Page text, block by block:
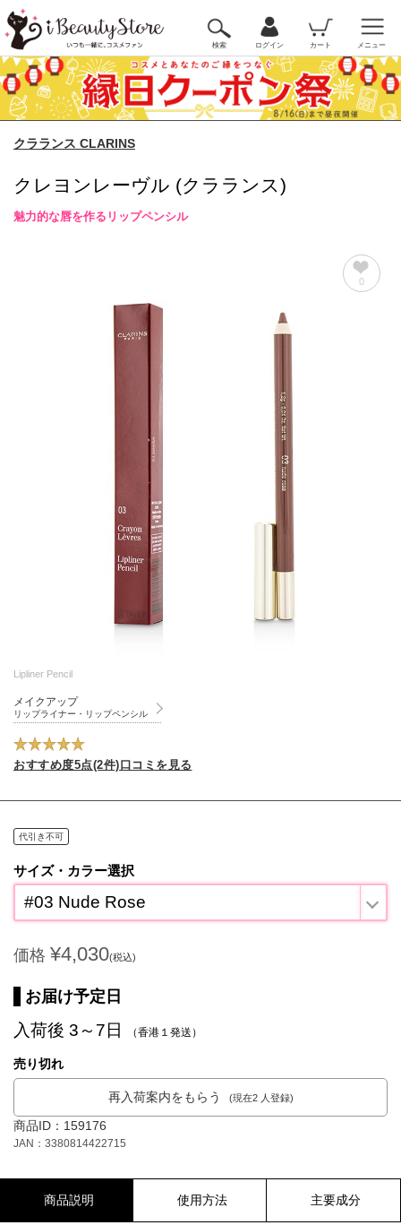
検索 ログイン カート メニュー
クラランス CLARINS
クレヨンレーヴル (クラランス)
魅力的な唇を作るリップペンシル
0
Lipliner Pencil
メイクアップ
リップライナー・リップペンシル
おすすめ度5点(2件)口コミを見る
代引き不可
サイズ・カラー選択
#03 Nude Rose
価格 ¥4,030(税込)
お届け予定日
入荷後 3～7日 （香港１発送）
売り切れ
再入荷案内をもらう (現在2 人登録)
商品ID：159176
JAN：3380814422715
商品説明 使用方法 主要成分